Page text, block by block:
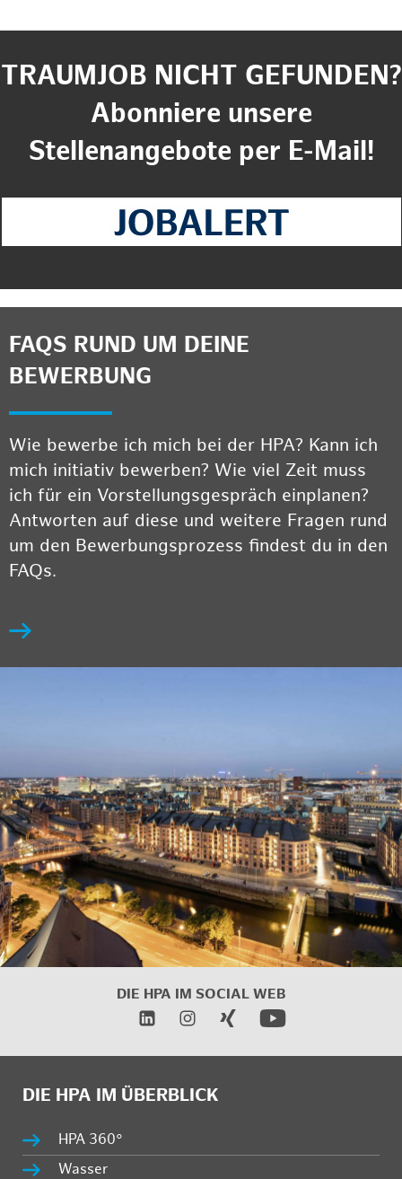
TRAUMJOB NICHT GEFUNDEN?
Abonniere unsere
Stellenangebote per E-Mail!
FAQS RUND UM DEINE
BEWERBUNG
Wie bewerbe ich mich bei der HPA? Kann ich
mich initiativ bewerben? Wie viel Zeit muss
ich für ein Vorstellungsgespräch einplanen?
Antworten auf diese und weitere Fragen rund
um den Bewerbungsprozess findest du in den
FAQs.
DIE HPA IM SOCIAL WEB
DIE HPA IM ÜBERBLICK
HPA 360°
Wasser